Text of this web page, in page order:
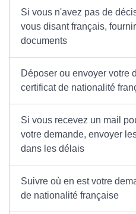
Si vous n'avez pas de
vous disant français,
documents
Déposer ou envoyer votre
certificat de nationalité
Si vous recevez un mail
votre demande, envoyer
dans les délais
Suivre où en est votre
de nationalité française